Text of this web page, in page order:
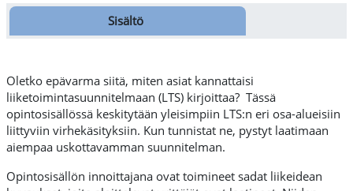
Osion ääriviiva
Sisältö
Oletko epävarma siitä, miten asiat kannattaisi
liiketoimintasuunnitelmaan (LTS) kirjoittaa? Tässä
opintosisällössä keskitytään yleisimpiin LTS:n eri osa-alueisiin
liittyviin virhekäsityksiin. Kun tunnistat ne, pystyt laatimaan
aiempaa uskottavamman suunnitelman.
Opintosisällön innoittajana ovat toimineet sadat liikeidean